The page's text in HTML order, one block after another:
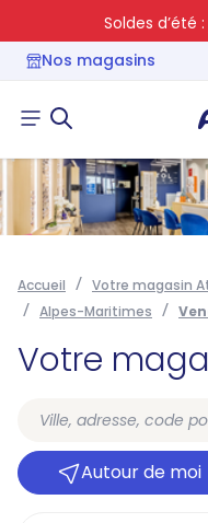
Soldes d’été :
Nos magasins
Accueil Votre magasin
Alpes-Maritimes
Votre
Autour de moi